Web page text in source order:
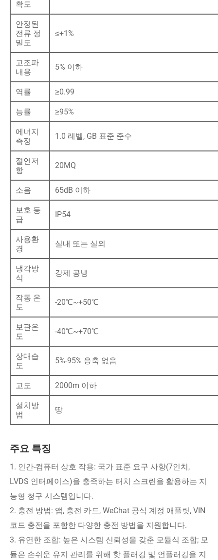
확도
안정된
전류 정
밀도
≤+1%
고조파
내용
5% 이하
역률 ≥0.99
능률 ≥95%
에너지
측정
1.0 레벨, GB 표준 준수
절연저
항
20MQ
소음 65dB 이하
보호 등
급
IP54
사용환
경
실내 또는 실외
냉각방
식
강제 공냉
작동 온
도
-20℃~+50℃
보관온
도
-40℃~+70℃
상대습
도
5%-95% 응축 없음
고도 2000m 이하
설치방
법
땅
주요 특징
1. 인간-컴퓨터 상호 작용: 국가 표준 요구 사항(7인치,
LVDS 인터페이스)을 충족하는 터치 스크린을 활용하는 지
능형 청구 시스템입니다.
2. 충전 방법: 앱, 충전 카드, WeChat 공식 계정 애플릿, VIN
코드 충전을 포함한 다양한 충전 방법을 지원합니다.
3. 유연한 조합: 높은 시스템 신뢰성을 갖춘 모듈식 조합; 모
듈은 손쉬운 유지 관리를 위해 핫 플러깅 및 언플러깅을 지